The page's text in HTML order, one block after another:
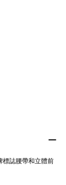
標誌腰帶和立體前